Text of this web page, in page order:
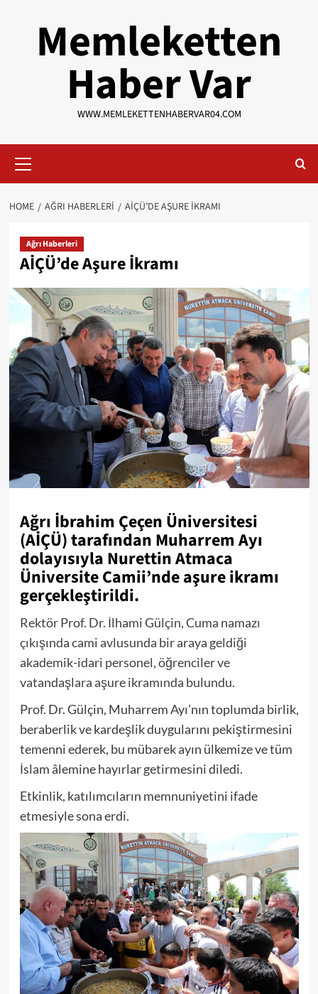
Memleketten
Haber Var
WWW.MEMLEKETTENHABERVAR04.COM
Menu
HOME AĞRI HABERLERI AİÇÜ’DE AŞURE İKRAMI
Ağrı Haberleri
AİÇÜ’de Aşure İkramı
Ağrı İbrahim Çeçen Üniversitesi
(AİÇÜ) tarafından Muharrem Ayı
dolayısıyla Nurettin Atmaca
Üniversite Camii’nde aşure ikramı
gerçekleştirildi.
Rektör Prof. Dr. İlhami Gülçin, Cuma namazı
çıkışında cami avlusunda bir araya geldiği
akademik-idari personel, öğrenciler ve
vatandaşlara aşure ikramında bulundu.
Prof. Dr. Gülçin, Muharrem Ayı’nın toplumda birlik,
beraberlik ve kardeşlik duygularını pekiştirmesini
temenni ederek, bu mübarek ayın ülkemize ve tüm
İslam âlemine hayırlar getirmesini diledi.
Etkinlik, katılımcıların memnuniyetini ifade
etmesiyle sona erdi.